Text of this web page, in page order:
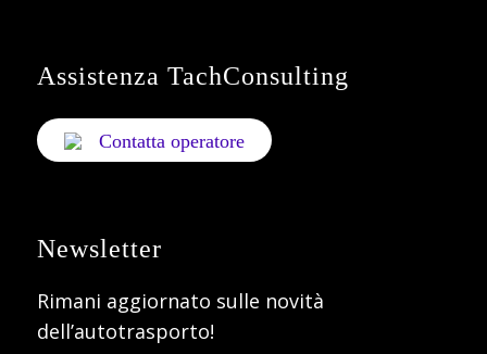
Assistenza TachConsulting
Contatta operatore
Newsletter
Rimani aggiornato sulle novità
dell’autotrasporto!